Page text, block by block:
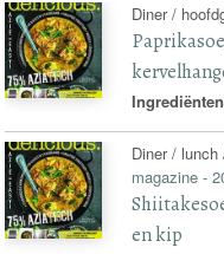
Diner /
Diner /
magazine -
en kip